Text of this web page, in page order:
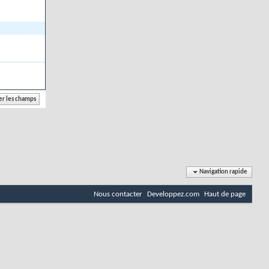
Navigation rapide
Nous contacter Developpez.com Haut de page